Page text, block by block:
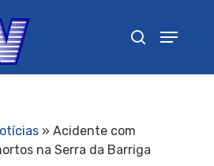
» Acidente com
na Serra da Barriga